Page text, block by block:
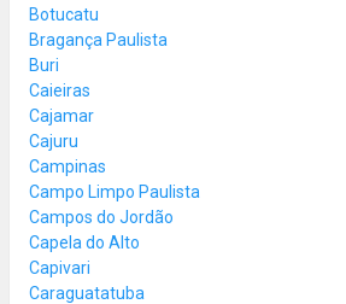
Botucatu
Bragança Paulista
Buri
Caieiras
Cajamar
Cajuru
Campinas
Campo Limpo Paulista
Campos do Jordão
Capela do Alto
Capivari
Caraguatatuba